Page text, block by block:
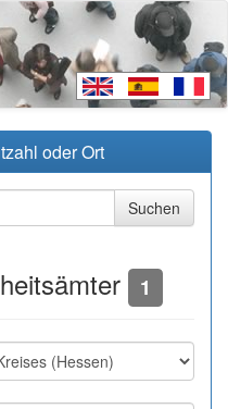
oder Ort
1